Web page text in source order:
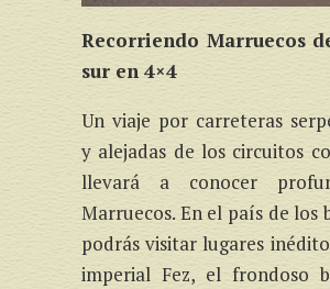
Recorriendo Marruecos
sur en 4×4
Un viaje por carreteras
y alejadas de los circuitos
llevará a conocer
Marruecos. En el país de los
podrás visitar lugares
imperial Fez, el frondoso